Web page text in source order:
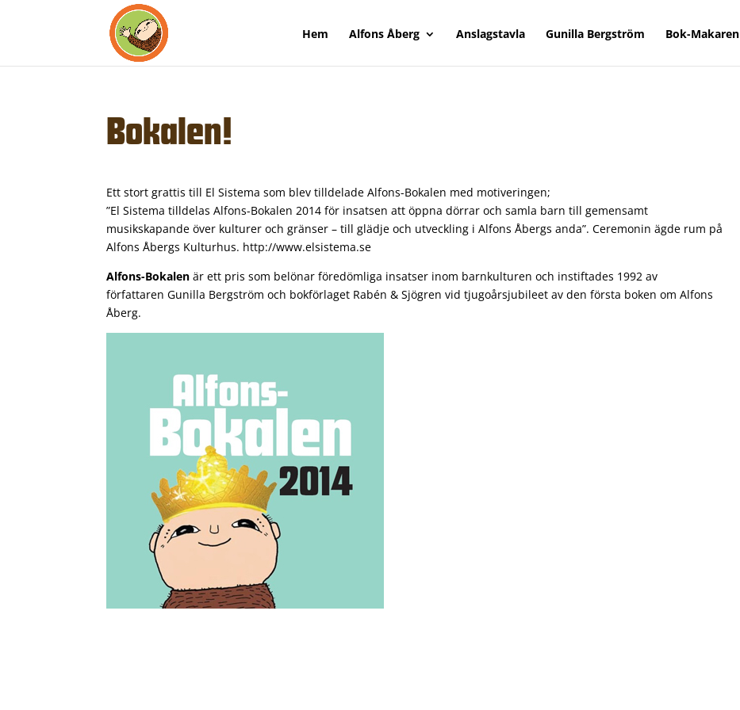
Hem Alfons Åberg Anslagstavla Gunilla Bergström Bok-Makaren
Bokalen!
Ett stort grattis till El Sistema som blev tilldelade Alfons-Bokalen med motiveringen;
”El Sistema tilldelas Alfons-Bokalen 2014 för insatsen att öppna dörrar och samla barn till gemensamt
musikskapande över kulturer och gränser – till glädje och utveckling i Alfons Åbergs anda”. Ceremonin ägde rum på
Alfons Åbergs Kulturhus. http://www.elsistema.se
Alfons-Bokalen är ett pris som belönar föredömliga insatser inom barnkulturen och instiftades 1992 av
författaren Gunilla Bergström och bokförlaget Rabén & Sjögren vid tjugoårsjubileet av den första boken om Alfons
Åberg.